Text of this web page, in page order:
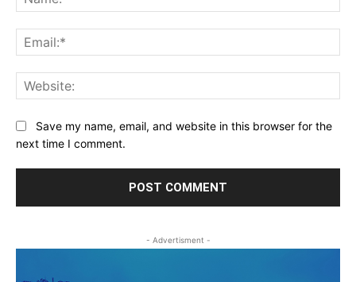
Save my name, email, and website in this browser for the
next time I comment.
- Advertisment -